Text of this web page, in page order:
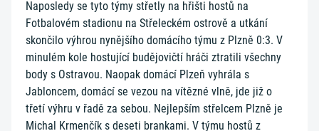
Naposledy se tyto týmy střetly na hřišti hostů na
Fotbalovém stadionu na Střeleckém ostrově a utkání
skončilo výhrou nynějšího domácího týmu z Plzně 0:3. V
minulém kole hostující budějovičtí hráči ztratili všechny
body s Ostravou. Naopak domácí Plzeň vyhrála s
Jabloncem, domácí se vezou na vítězné vlně, jde již o
třetí výhru v řadě za sebou. Nejlepším střelcem Plzně je
Michal Krmenčík s deseti brankami. V týmu hostů z